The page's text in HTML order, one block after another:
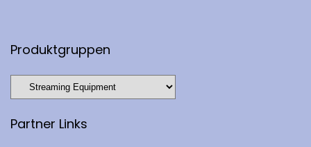
Produktgruppen
Partner Links